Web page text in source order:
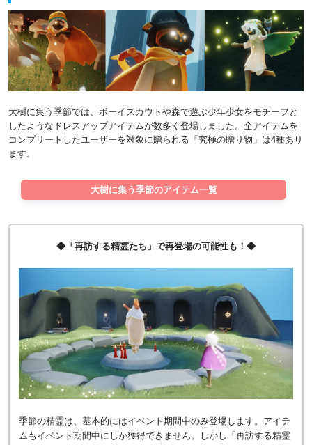
大樹に集う季節では、ボーイスカウトや森で遊ぶ少年少女をモチーフと
したようなドレスアップアイテムが数多く登場しました。全アイテムを
コンプリートしたユーザーを対象に贈られる「究極の贈り物」は4種あり
ます。
大樹に集う季節のアイテム一覧
◆「再訪する精霊たち」で再登場の可能性も！◆
季節の精霊は、基本的にはイベント期間中のみ登場します。アイテ
ムもイベント期間中にしか獲得できません。しかし「再訪する精霊